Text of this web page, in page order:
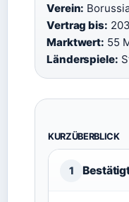
Verein:
Vertrag bis:
Marktwert: 55
Länderspiele:
KURZÜBERBLICK
1